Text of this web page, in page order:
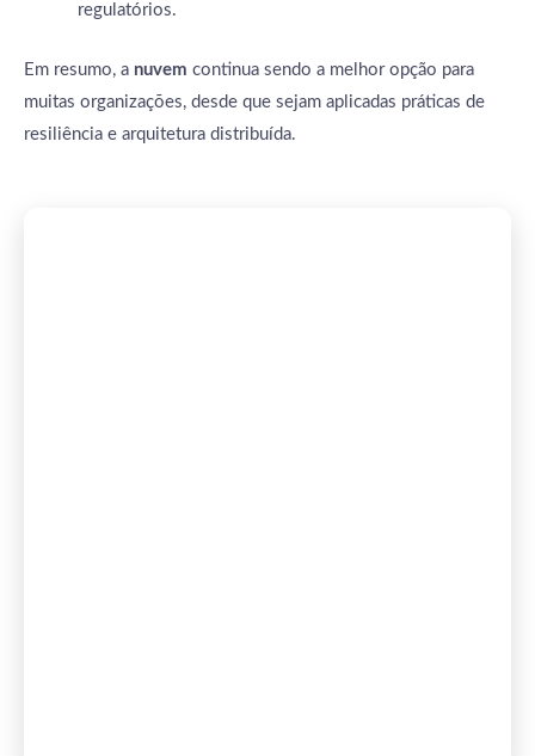
regulatórios.
Em resumo, a nuvem continua sendo a melhor opção para
muitas organizações, desde que sejam aplicadas práticas de
resiliência e arquitetura distribuída.